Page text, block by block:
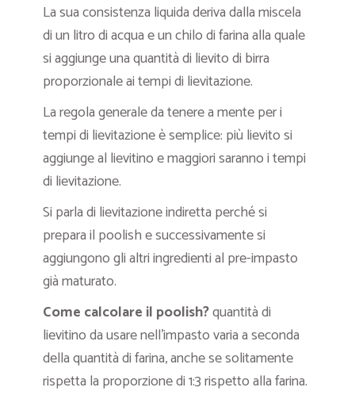
La sua consistenza liquida deriva dalla miscela
di un litro di acqua e un chilo di farina alla quale
si aggiunge una quantità di lievito di birra
proporzionale ai tempi di lievitazione.
La regola generale da tenere a mente per i
tempi di lievitazione è semplice: più lievito si
aggiunge al lievitino e maggiori saranno i tempi
di lievitazione.
Si parla di lievitazione indiretta perché si
prepara il poolish e successivamente si
aggiungono gli altri ingredienti al pre-impasto
già maturato.
Come calcolare il poolish?quantità di
lievitino da usare nell’impasto varia a seconda
della quantità di farina, anche se solitamente
rispetta la proporzione di 1:3 rispetto alla farina.